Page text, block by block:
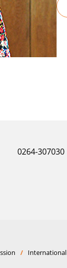
0264-307030
/ International